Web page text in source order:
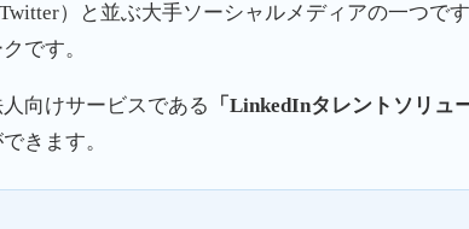
）と並ぶ大手ソーシャルメディアの一つ
です。
向けサービスである 「LinkedInタレントソリュ
きます。